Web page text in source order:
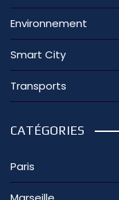
Environnement
Smart City
Transports
CATÉGORIES
Paris